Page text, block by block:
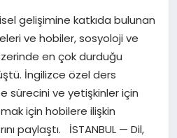
gelişimine katkıda bulunan
ve hobiler, sosyoloji ve
en çok durduğu
İngilizce özel ders
sürecini ve yetişkinler için
için hobilere ilişkin
paylaştı. İSTANBUL — Dil,